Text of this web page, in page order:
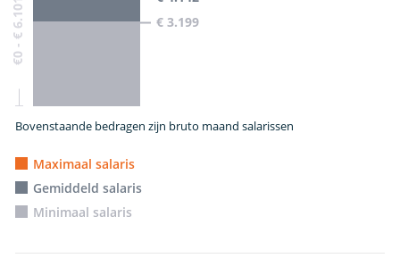
€0 - € 6.101
€ 3.199
Bovenstaande bedragen zijn bruto maand salarissen
Maximaal salaris
Gemiddeld salaris
Minimaal salaris